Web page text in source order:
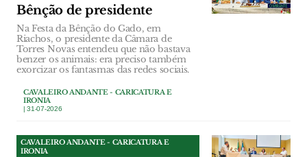
Bênção de presidente
Na Festa da Bênção do Gado, em
Riachos, o presidente da Câmara de
Torres Novas entendeu que não bastava
benzer os animais: era preciso também
exorcizar os fantasmas das redes sociais.
CAVALEIRO ANDANTE - CARICATURA E
IRONIA
| 31-07-2026
CAVALEIRO ANDANTE - CARICATURA E
IRONIA